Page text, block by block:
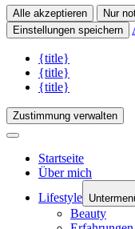
Alle akzeptieren Nur
Einstellungen speichern
{title}
{title}
{title}
Zustimmung verwalten
Startseite
Über mich
Lifestyle
Beauty